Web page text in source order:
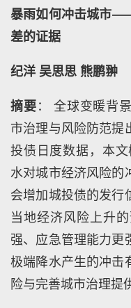
暴雨如何冲击城市
差的证据
纪洋 吴思思 熊鹏翀
摘要 ： 全球变暖背
市治理与风险防范提
投债日度数据，本
水对城市经济风险的
会增加城投债的发行
当地经济风险上升
强、应急管理能力更
极端降水产生的冲击
险与完善城市治理提